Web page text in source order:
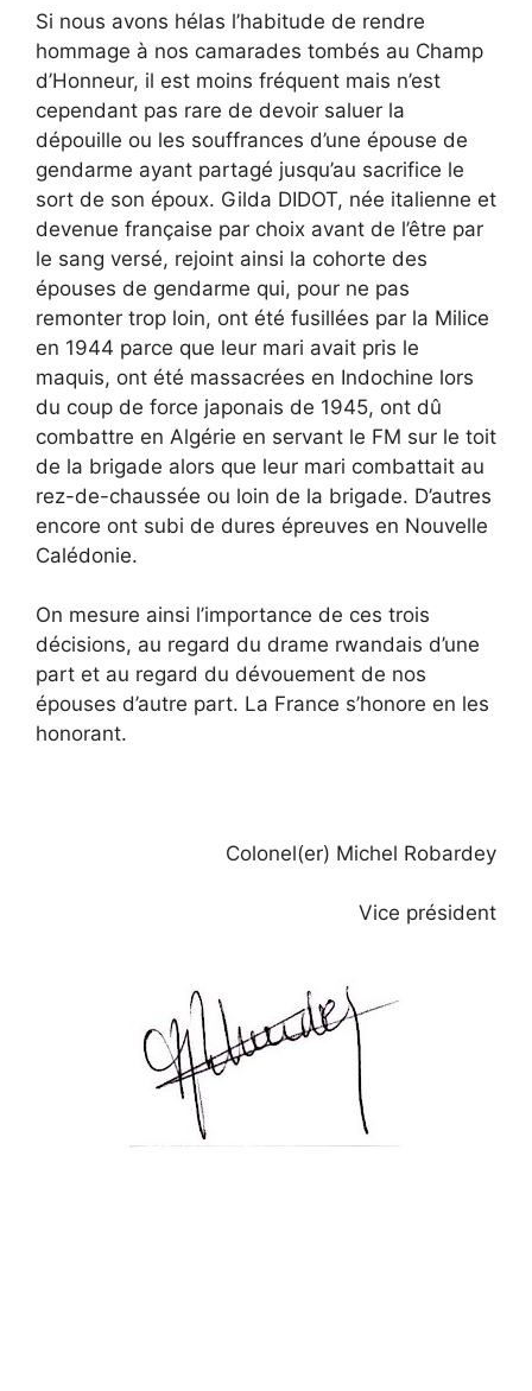
Si nous avons hélas l’habitude de rendre
hommage à nos camarades tombés au Champ
d’Honneur, il est moins fréquent mais n’est
cependant pas rare de devoir saluer la
dépouille ou les souffrances d’une épouse de
gendarme ayant partagé jusqu’au sacrifice le
sort de son époux. Gilda DIDOT, née italienne et
devenue française par choix avant de l’être par
le sang versé, rejoint ainsi la cohorte des
épouses de gendarme qui, pour ne pas
remonter trop loin, ont été fusillées par la Milice
en 1944 parce que leur mari avait pris le
maquis, ont été massacrées en Indochine lors
du coup de force japonais de 1945, ont dû
combattre en Algérie en servant le FM sur le toit
de la brigade alors que leur mari combattait au
rez-de-chaussée ou loin de la brigade. D’autres
encore ont subi de dures épreuves en Nouvelle
Calédonie.
On mesure ainsi l’importance de ces trois
décisions, au regard du drame rwandais d’une
part et au regard du dévouement de nos
épouses d’autre part. La France s’honore en les
honorant.
Colonel(er) Michel Robardey
Vice président